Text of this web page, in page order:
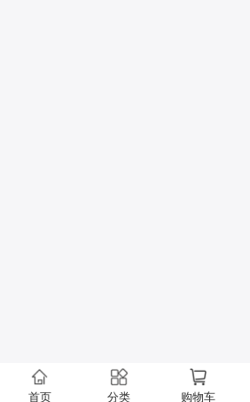
首页 分类 购物车